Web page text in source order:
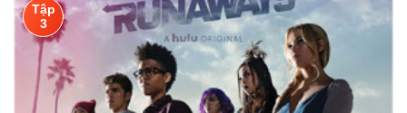
Tập
3